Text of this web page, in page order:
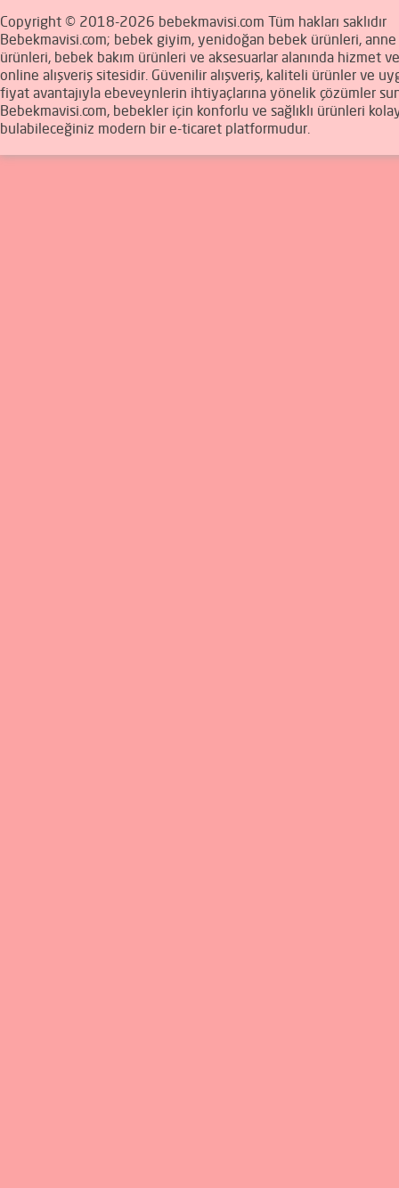
Copyright © 2018-2026 bebekmavisi.com Tüm hakları saklıdır
Bebekmavisi.com; bebek giyim, yenidoğan bebek ürünleri,
ürünleri, bebek bakım ürünleri ve aksesuarlar alanında hizmet
online alışveriş sitesidir. Güvenilir alışveriş, kaliteli ürünler ve
fiyat avantajıyla ebeveynlerin ihtiyaçlarına yönelik çözümler
Bebekmavisi.com, bebekler için konforlu ve sağlıklı ürünleri
bulabileceğiniz modern bir e-ticaret platformudur.